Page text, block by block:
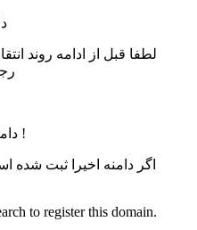
لطفا قبل از ادامه روند
دامنه وارد شده، اصلا ثبت نشده است !
اگر دامنه اخیرا ثبت شده
to register this domain.